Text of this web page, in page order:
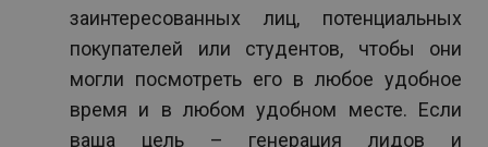
заинтересованных лиц, потенциальных
покупателей или студентов, чтобы они
могли посмотреть его в любое удобное
время и в любом удобном месте. Если
ваша цель – генерация лидов и